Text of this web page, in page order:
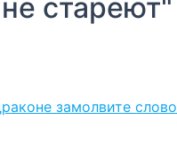
стареют"
замолвите слово